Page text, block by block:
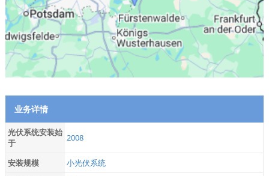
业务详情
光伏系统安装始
于
2008
安装规模
小光伏系统